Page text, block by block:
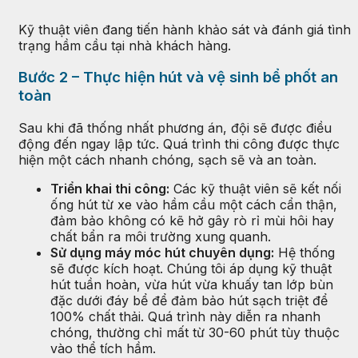
Kỹ thuật viên đang tiến hành khảo sát và đánh giá tình
trạng hầm cầu tại nhà khách hàng.
Bước 2 – Thực hiện hút và vệ sinh bể phốt an
toàn
Sau khi đã thống nhất phương án, đội sẽ được điều
động đến ngay lập tức. Quá trình thi công được thực
hiện một cách nhanh chóng, sạch sẽ và an toàn.
Triển khai thi công: Các kỹ thuật viên sẽ kết nối
ống hút từ xe vào hầm cầu một cách cẩn thận,
đảm bảo không có kẽ hở gây rò rỉ mùi hôi hay
chất bẩn ra môi trường xung quanh.
Sử dụng máy móc hút chuyên dụng: Hệ thống
sẽ được kích hoạt. Chúng tôi áp dụng kỹ thuật
hút tuần hoàn, vừa hút vừa khuấy tan lớp bùn
đặc dưới đáy bể để đảm bảo hút sạch triệt để
100% chất thải. Quá trình này diễn ra nhanh
chóng, thường chỉ mất từ 30-60 phút tùy thuộc
vào thể tích hầm.